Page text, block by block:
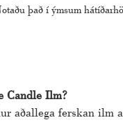
það í ýmsum
Candle Ilm?
aðallega ferskan ilm